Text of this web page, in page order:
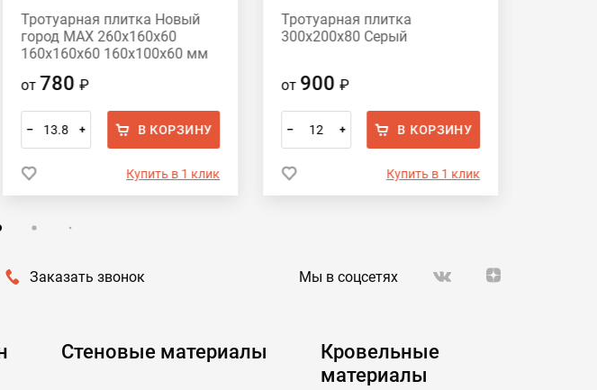
Тротуарная плитка Новый
город MAX 260х160х60
160х160х60 160х100х60 мм
от 780₽
– + В КОРЗИНУ
Купить в 1 клик
Тротуарная плитка
300х200х80 Серый
от 900₽
– + В КОРЗИНУ
Купить в 1 клик
Заказать звонок Мы в соцсетях
Стеновые материалы
Кровельные
материалы